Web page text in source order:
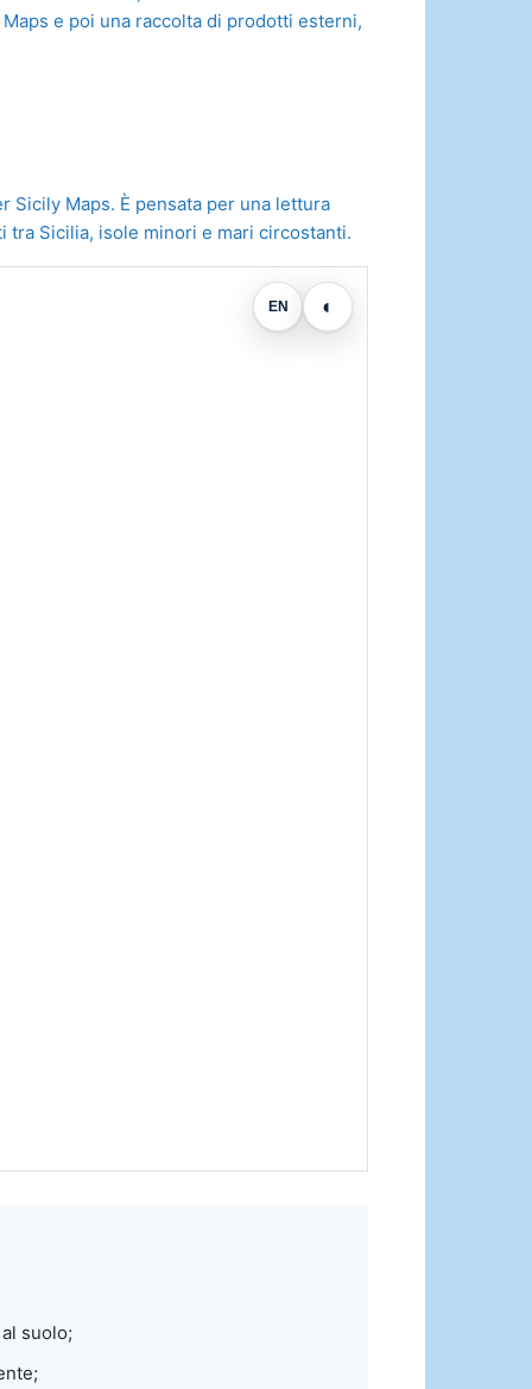
e poi una raccolta di prodotti esterni,
Sicily Maps. È pensata per una lettura
Sicilia, isole minori e mari circostanti.
suolo;